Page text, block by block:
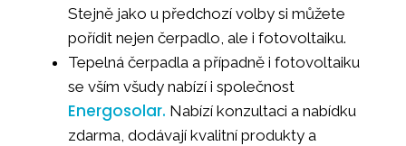
Stejně jako u předchozí volby si můžete
pořídit nejen čerpadlo, ale i fotovoltaiku.
Tepelná čerpadla a případně i fotovoltaiku
se vším všudy nabízí i společnost
Energosolar. Nabízí konzultaci a nabídku
zdarma, dodávají kvalitní produkty a